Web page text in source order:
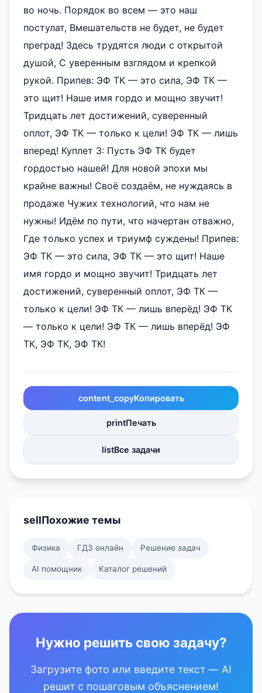
во ночь. Порядок во всем — это наш
постулат, Вмешательств не будет, не будет
преград! Здесь трудятся люди с открытой
душой, С уверенным взглядом и крепкой
рукой. Припев: ЭФ ТК — это сила, ЭФ ТК —
это щит! Наше имя гордо и мощно звучит!
Тридцать лет достижений, суверенный
оплот, ЭФ ТК — только к цели! ЭФ ТК — лишь
вперед! Куплет 3: Пусть ЭФ ТК будет
гордостью нашей! Для новой эпохи мы
крайне важны! Своё создаём, не нуждаясь в
продаже Чужих технологий, что нам не
нужны! Идём по пути, что начертан отважно,
Где только успех и триумф суждены! Припев:
ЭФ ТК — это сила, ЭФ ТК — это щит! Наше
имя гордо и мощно звучит! Тридцать лет
достижений, суверенный оплот, ЭФ ТК —
только к цели! ЭФ ТК — лишь вперёд! ЭФ ТК
— только к цели! ЭФ ТК — лишь вперёд! ЭФ
ТК, ЭФ ТК, ЭФ ТК!
content_copyКопировать
printПечать
listВсе задачи
sellПохожие темы
Физика ГДЗ онлайн Решение задач
AI помощник Каталог решений
Нужно решить свою задачу?
Загрузите фото или введите текст — AI
решит с пошаговым объяснением!